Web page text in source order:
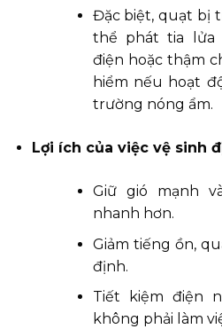
Đặc biệt, quạt bị
thể phát tia lửa
điện hoặc thậm
hiểm nếu hoạt
trường nóng ẩm.
Lợi ích của việc vệ sinh
Giữ gió mạnh
nhanh hơn.
Giảm tiếng ồn,
định.
Tiết kiệm điện
không phải làm